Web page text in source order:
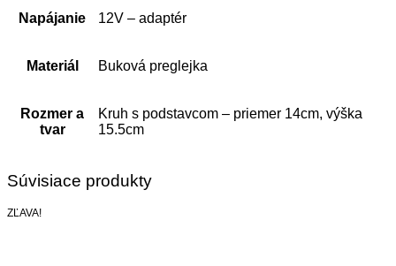
Napájanie 12V – adaptér
Materiál Buková preglejka
Rozmer a
tvar
Kruh s podstavcom – priemer 14cm, výška
15.5cm
Súvisiace produkty
ZĽAVA!